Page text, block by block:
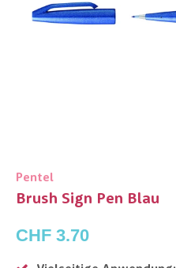
Pentel
Brush Sign Pen Blau
CHF 3.70